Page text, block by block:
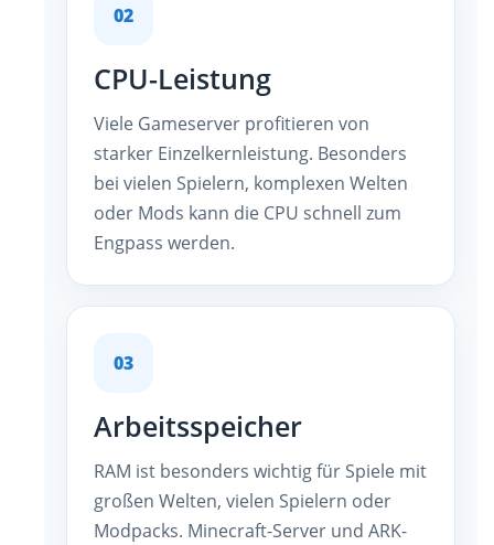
02
CPU-Leistung
Viele Gameserver profitieren von
starker Einzelkernleistung. Besonders
bei vielen Spielern, komplexen Welten
oder Mods kann die CPU schnell zum
Engpass werden.
03
Arbeitsspeicher
RAM ist besonders wichtig für Spiele mit
großen Welten, vielen Spielern oder
Modpacks. Minecraft-Server und ARK-